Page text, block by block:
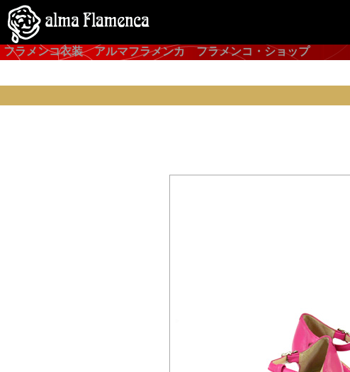
フラメンコ衣装 アルマフラメンカ フラメンコ・ショップ